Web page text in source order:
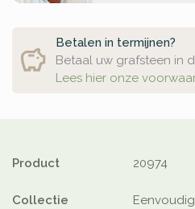
Betalen in termijnen?
Betaal uw grafsteen in
Lees hier onze
Product 20974
Collectie